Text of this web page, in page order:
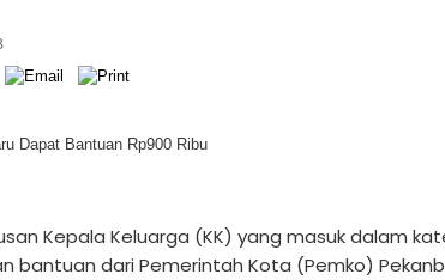
Kepala Keluarga (KK) yang masuk dalam
bantuan dari Pemerintah Kota (Pemko)